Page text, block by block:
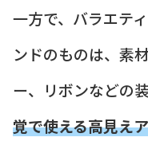
一方で、バラエテ
ンドのものは、素
ー、リボンなどの
覚で使える高見え